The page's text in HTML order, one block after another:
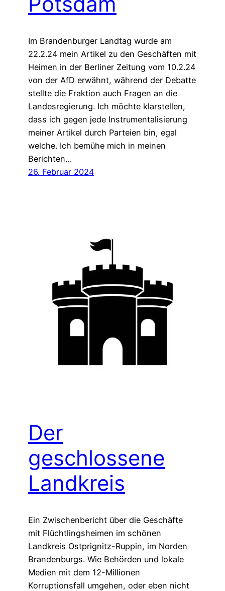
Im Brandenburger Landtag wurde am
22.2.24 mein Artikel zu den Geschäften mit
Heimen in der Berliner Zeitung vom 10.2.24
von der AfD erwähnt, während der Debatte
stellte die Fraktion auch Fragen an die
Landesregierung. Ich möchte klarstellen,
dass ich gegen jede Instrumentalisierung
meiner Artikel durch Parteien bin, egal
welche. Ich bemühe mich in meinen
Berichten…
26. Februar 2024
Der
geschlossene
Landkreis
Ein Zwischenbericht über die Geschäfte
mit Flüchtlingsheimen im schönen
Landkreis Ostprignitz-Ruppin, im Norden
Brandenburgs. Wie Behörden und lokale
Medien mit dem 12-Millionen
Korruptionsfall umgehen, oder eben nicht